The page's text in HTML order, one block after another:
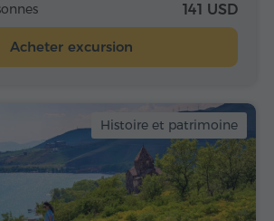
141 USD
Acheter excursion
Histoire et patrimoine